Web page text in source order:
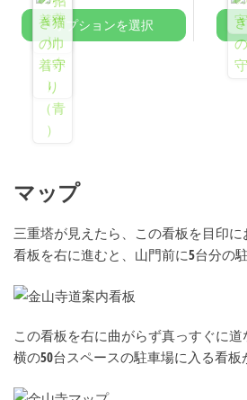
オプションを選択
マップ
三重塔が見えたら、この看板を目印
看板を右に進むと、山門前に5台分の
この看板を右に曲がらず真っすぐに
横の50台スペースの駐車場に入る看板